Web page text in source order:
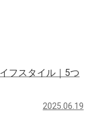
フスタイル｜5つ
2025.06.19